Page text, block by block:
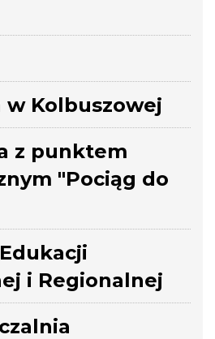
Kolbuszowej
z punktem
"Pociąg do
i Regionalnej